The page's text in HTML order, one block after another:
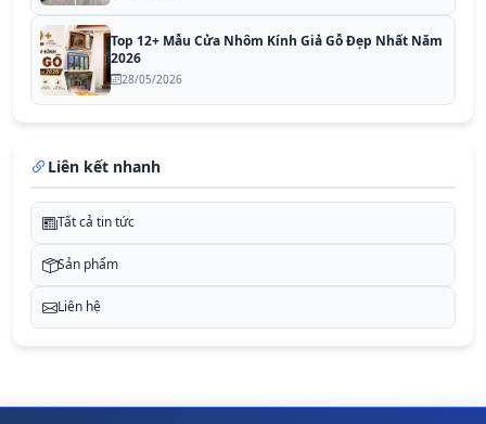
Top 12+ Mẫu Cửa Nhôm Kính Giả Gỗ Đẹp Nhất Năm
2026
28/05/2026
Liên kết nhanh
Tất cả tin tức
Sản phẩm
Liên hệ